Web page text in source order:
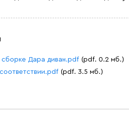
сборке Дара диван.pdf (pdf. 0.2 мб.)
(pdf. 3.5 мб.)